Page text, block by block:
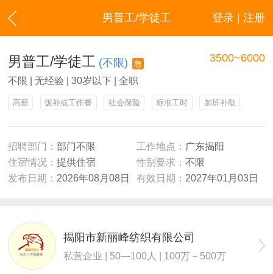
登录 | 注册
男普工/学徒工
男普工/学徒工 (不限) 急 3500~6000
不限 | 无经验 | 30岁以下 | 全职
高薪 饭补或工作餐 社会保险 标准工时 加班补助
招聘部门： 部门不限 工作地点： 广东揭阳
住宿情况： 提供住宿 性别要求： 不限
发布日期： 2026年08月08日 有效日期： 2027年01月03日
揭阳市新丽峰纺织有限公司
私营企业 | 50—100人 | 100万－500万